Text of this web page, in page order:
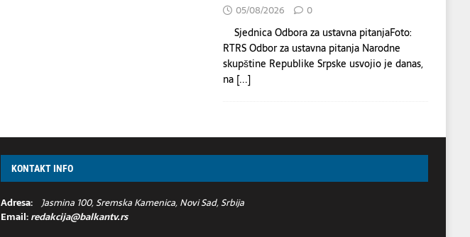
05/08/2026 0
Sjednica Odbora za ustavna pitanjaFoto:
RTRS Odbor za ustavna pitanja Narodne
skupštine Republike Srpske usvojio je danas,
na [...]
KONTAKT INFO
Adresa: Jasmina 100, Sremska Kamenica, Novi Sad, Srbija
Email:redakcija@balkantv.rs